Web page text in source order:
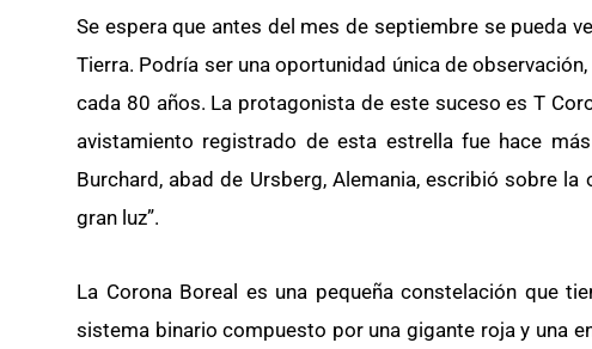
Se espera que antes del mes de septiembre se pueda
Tierra. Podría ser una oportunidad única de
cada 80 años. La protagonista de este suceso es T
avistamiento registrado de esta estrella fue hace
Burchard, abad de Ursberg, Alemania, escribió sobre
gran luz”.
La Corona Boreal es una pequeña constelación que
sistema binario compuesto por una gigante roja y una